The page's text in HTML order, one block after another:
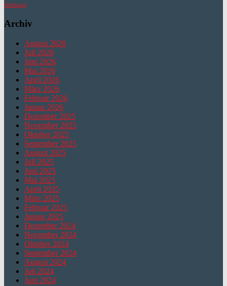
Wohnung
Archiv
August 2026
Juli 2026
Juni 2026
Mai 2026
April 2026
März 2026
Februar 2026
Januar 2026
Dezember 2025
November 2025
Oktober 2025
September 2025
August 2025
Juli 2025
Juni 2025
Mai 2025
April 2025
März 2025
Februar 2025
Januar 2025
Dezember 2024
November 2024
Oktober 2024
September 2024
August 2024
Juli 2024
Juni 2024